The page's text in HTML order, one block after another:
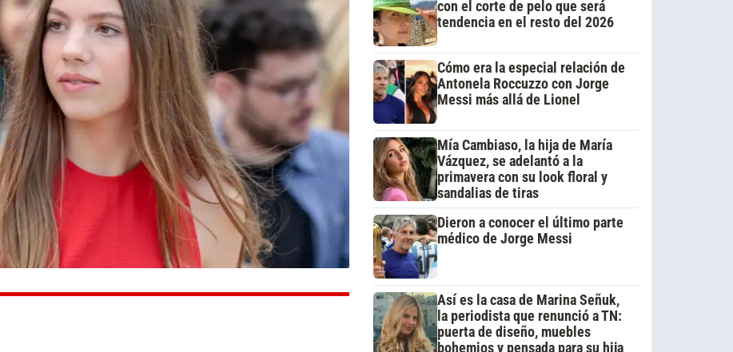
con el corte de pelo que será
tendencia en el resto del 2026
Cómo era la especial relación de
Antonela Roccuzzo con Jorge
Messi más allá de Lionel
Mía Cambiaso, la hija de María
Vázquez, se adelantó a la
primavera con su look floral y
sandalias de tiras
Dieron a conocer el último parte
médico de Jorge Messi
Así es la casa de Marina Señuk,
la periodista que renunció a TN:
puerta de diseño, muebles
bohemios y pensada para su hija